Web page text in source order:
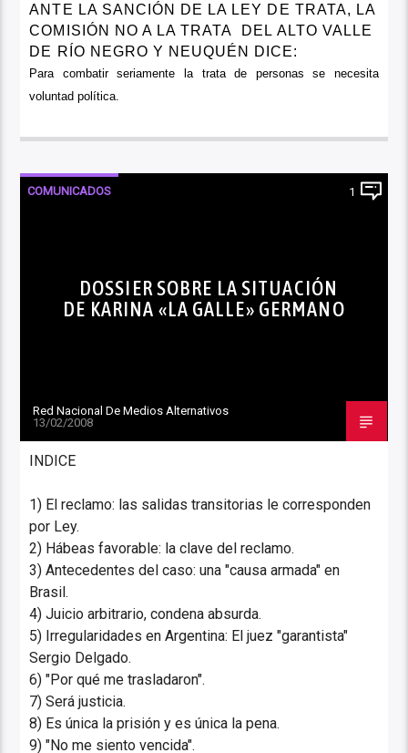
ANTE LA SANCIÓN DE LA LEY DE TRATA, LA
COMISIÓN NO A LA TRATA
DEL ALTO VALLE
DE RÍO NEGRO Y NEUQUÉN DICE:
Para combatir seriamente la trata de personas se necesita
voluntad política.
COMUNICADOS 1
DOSSIER SOBRE LA SITUACIÓN
DE KARINA «LA GALLE» GERMANO
Red Nacional De Medios Alternativos
13/02/2008
INDICE
1) El reclamo: las salidas transitorias le corresponden
por Ley.
2) Hábeas favorable: la clave del reclamo.
3) Antecedentes del caso: una "causa armada" en
Brasil.
4) Juicio arbitrario, condena absurda.
5) Irregularidades en Argentina: El juez "garantista"
Sergio Delgado.
6) "Por qué me trasladaron".
7) Será justicia.
8) Es única la prisión y es única la pena.
9) "No me siento vencida".